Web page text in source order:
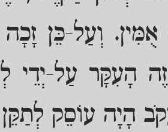
וְעַל-כֵּן
הָעִקָּר עַל-יְדֵי
הָיָה עוֹסֵק